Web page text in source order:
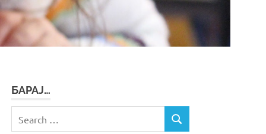
БАРАЈ…
for:
SEARCH